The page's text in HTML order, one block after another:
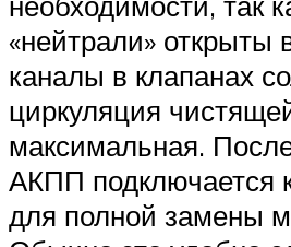
«нейтрали» открыты
каналы в клапанах
циркуляция
максимальная.
АКПП подключается
для полной замены